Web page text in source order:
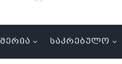
ᲛᲔᲠᲘᲐ ᲡᲐᲙᲠᲔᲑᲣᲚᲝ